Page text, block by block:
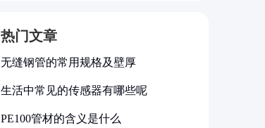
热门文章
无缝钢管的常用规格及壁厚
生活中常见的传感器有哪些呢
PE100管材的含义是什么